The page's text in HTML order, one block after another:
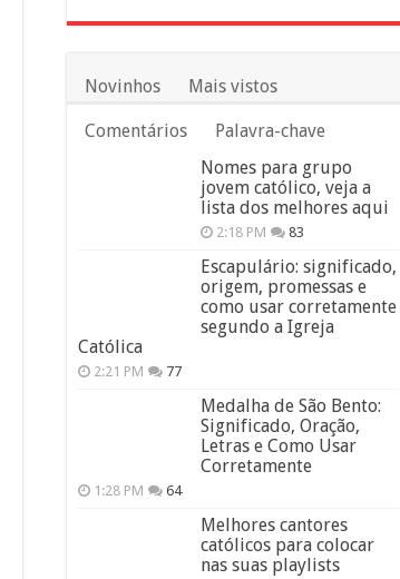
Novinhos Mais vistos
Comentários
Palavra-chave
Nomes para grupo
jovem católico, veja a
lista dos melhores aqui
2:18 PM 83
Escapulário: significado,
origem, promessas e
como usar corretamente
segundo a Igreja
Católica
2:21 PM 77
Medalha de São Bento:
Significado, Oração,
Letras e Como Usar
Corretamente
1:28 PM 64
Melhores cantores
católicos para colocar
nas suas playlists